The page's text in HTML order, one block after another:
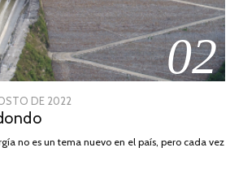
02
DE 2022
DE
no es un tema nuevo en el país, pero cada vez